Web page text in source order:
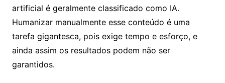
artificial é geralmente classificado como IA.
Humanizar manualmente esse conteúdo é uma
tarefa gigantesca, pois exige tempo e esforço, e
ainda assim os resultados podem não ser
garantidos.